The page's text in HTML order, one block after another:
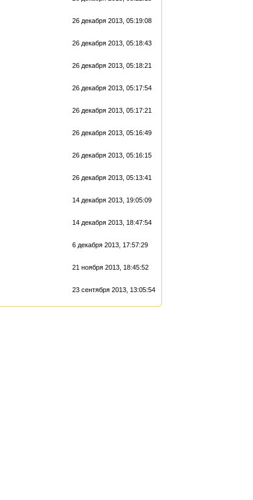
26 декабря 2013, 05:19:08
26 декабря 2013, 05:18:43
26 декабря 2013, 05:18:21
26 декабря 2013, 05:17:54
26 декабря 2013, 05:17:21
26 декабря 2013, 05:16:49
26 декабря 2013, 05:16:15
26 декабря 2013, 05:13:41
14 декабря 2013, 19:05:09
14 декабря 2013, 18:47:54
6 декабря 2013, 17:57:29
21 ноября 2013, 18:45:52
23 сентября 2013, 13:05:54